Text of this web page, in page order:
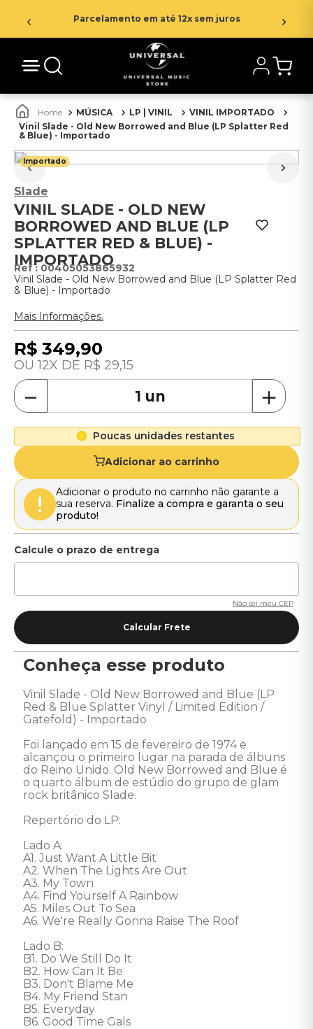
Parcelamento em até 12x sem juros
MÚSICA LP | VINIL
VINIL IMPORTADO
Vinil Slade - Old New Borrowed and Blue (LP Splatter Red
& Blue) - Importado
Importado
Slade
VINIL SLADE - OLD NEW
BORROWED AND BLUE (LP
SPLATTER RED & BLUE) -
IMPORTADO
: 00405053865932
Vinil Slade - Old New Borrowed and Blue (LP Splatter Red
& Blue) - Importado
Mais Informações.
R$ 349,90
12 R$ 29,15
＋
－
Poucas unidades restantes
Adicionar ao carrinho
Adicionar o produto no carrinho não garante a
sua reserva. Finalize a compra e garanta o seu
produto!
Não sei meu CEP
Conheça esse produto
Vinil Slade - Old New Borrowed and Blue (LP
Red & Blue Splatter Vinyl / Limited Edition /
Gatefold) - Importado
Foi lançado em 15 de fevereiro de 1974 e
alcançou o primeiro lugar na parada de álbuns
do Reino Unido. Old New Borrowed and Blue é
o quarto álbum de estúdio do grupo de glam
rock britânico Slade.
Repertório do LP:
Lado A:
A1. Just Want A Little Bit
A2. When The Lights Are Out
A3. My Town
A4. Find Yourself A Rainbow
A5. Miles Out To Sea
A6. We're Really Gonna Raise The Roof
Lado B:
B1. Do We Still Do It
B2. How Can It Be
B3. Don't Blame Me
B4. My Friend Stan
B5. Everyday
B6. Good Time Gals